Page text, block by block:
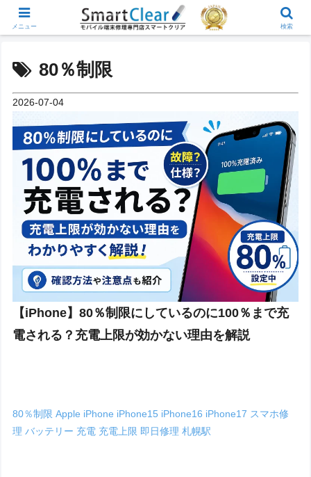
80％制限
2026-07-04
【iPhone】80％制限にしているのに100％まで充
電される？充電上限が効かない理由を解説
80％制限Apple iPhone iPhone15 iPhone16 iPhone17 スマホ修
理バッテリー 充電 充電上限 即日修理札幌駅
メニュー 検索